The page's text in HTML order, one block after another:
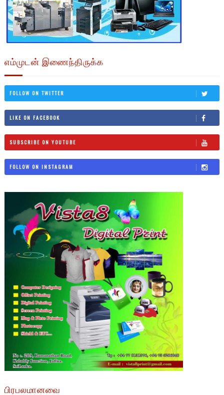
எம்முடன் இணைந்திருக்க
FOLLOW ON TWITTER
LIKE ON FACEBOOK
SUBSCRIBE ON YOUTUBE
FOLLOW ON INSTAGRAM
பிரபலமானவை